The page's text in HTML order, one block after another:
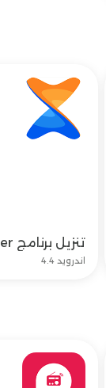
اندرويد 4.4